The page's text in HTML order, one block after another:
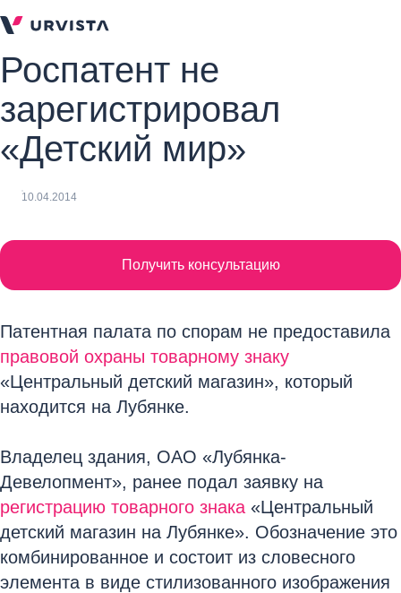
Роспатент не
зарегистрировал
«Детский мир»
10.04.2014
Получить консультацию
Патентная палата по спорам не предоставила
правовой охраны товарному знаку
«Центральный детский магазин», который
находится на Лубянке.
Владелец здания, ОАО «Лубянка-
Девелопмент», ранее подал заявку на
регистрацию товарного знака «Центральный
детский магазин на Лубянке». Обозначение это
комбинированное и состоит из словесного
элемента в виде стилизованного изображения